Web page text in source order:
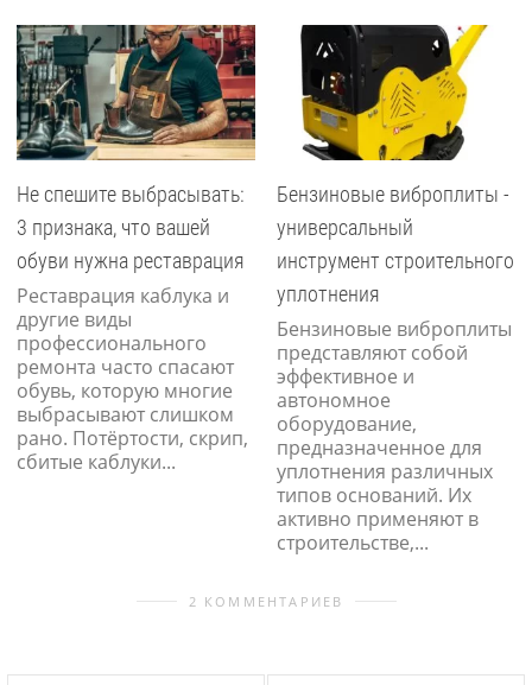
Не спешите выбрасывать:
3 признака, что вашей
обуви нужна реставрация
Реставрация каблука и
другие виды
профессионального
ремонта часто спасают
обувь, которую многие
выбрасывают слишком
рано. Потёртости, скрип,
сбитые каблуки...
Бензиновые виброплиты -
универсальный
инструмент строительного
уплотнения
Бензиновые виброплиты
представляют собой
эффективное и
автономное
оборудование,
предназначенное для
уплотнения различных
типов оснований. Их
активно применяют в
строительстве,...
2 КОММЕНТАРИЕВ